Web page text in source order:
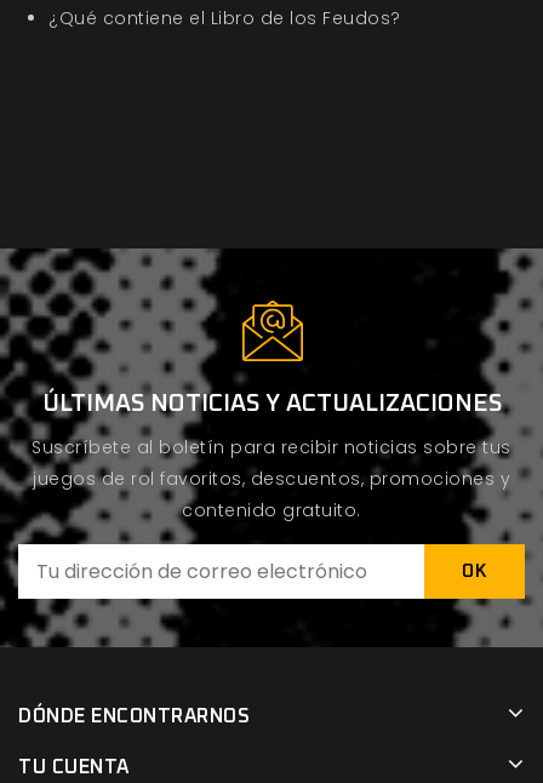
¿Qué contiene el Libro de los Feudos?
ÚLTIMAS NOTICIAS Y ACTUALIZACIONES
Suscríbete al boletín para recibir noticias sobre tus
juegos de rol favoritos, descuentos, promociones y
contenido gratuito.
DÓNDE ENCONTRARNOS
TU CUENTA